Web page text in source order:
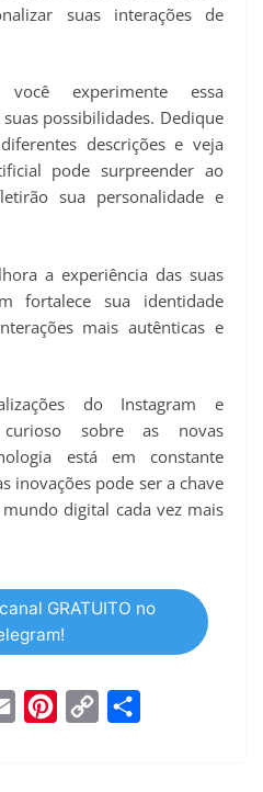
suas interações de
experimente essa
possibilidades. Dedique
descrições e veja
pode surpreender ao
sua personalidade e
a experiência das suas
fortalece sua identidade
mais autênticas e
do Instagram e
curioso sobre as novas
está em constante
inovações pode ser a chave
digital cada vez mais
GRATUITO no